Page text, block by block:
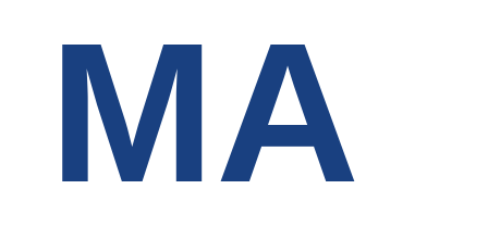
MA